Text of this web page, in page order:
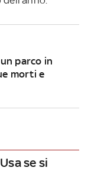
parco in
morti e
se si